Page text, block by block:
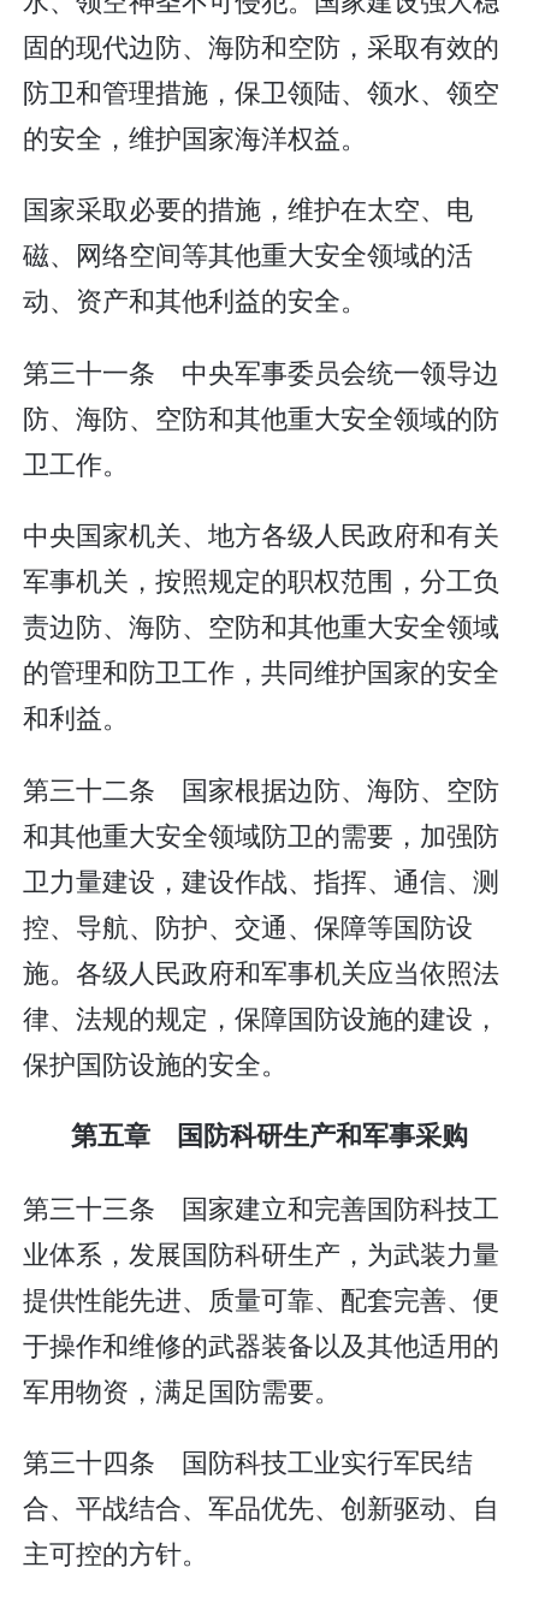
固的现代边防、海防和空防，采取有效的
防卫和管理措施，保卫领陆、领水、领空
的安全，维护国家海洋权益。
国家采取必要的措施，维护在太空、电
磁、网络空间等其他重大安全领域的活
动、资产和其他利益的安全。
第三十一条 中央军事委员会统一领导边
防、海防、空防和其他重大安全领域的防
卫工作。
中央国家机关、地方各级人民政府和有关
军事机关，按照规定的职权范围，分工负
责边防、海防、空防和其他重大安全领域
的管理和防卫工作，共同维护国家的安全
和利益。
第三十二条 国家根据边防、海防、空防
和其他重大安全领域防卫的需要，加强防
卫力量建设，建设作战、指挥、通信、测
控、导航、防护、交通、保障等国防设
施。各级人民政府和军事机关应当依照法
律、法规的规定，保障国防设施的建设，
保护国防设施的安全。
第五章 国防科研生产和军事采购
第三十三条 国家建立和完善国防科技工
业体系，发展国防科研生产，为武装力量
提供性能先进、质量可靠、配套完善、便
于操作和维修的武器装备以及其他适用的
军用物资，满足国防需要。
第三十四条 国防科技工业实行军民结
合、平战结合、军品优先、创新驱动、自
主可控的方针。